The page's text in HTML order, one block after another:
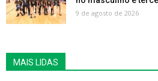
9 de agosto de 2026
MAIS LIDAS